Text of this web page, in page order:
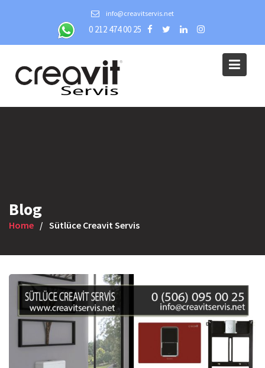
info@creavitservis.net
0 212 474 00 25
Blog
Home Sütlüce Creavit Servis